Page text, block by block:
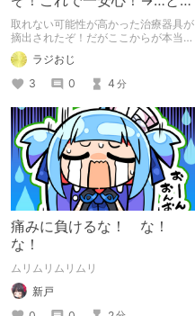
も思っていたのか？
取れない可能性が高かった治療器具が
摘出されたぞ！だがここからが本当の
地獄だ…
ラジおじ
3
0 4 分
痛みに負けるな！ な！
な！
ムリムリムリムリ
新戸